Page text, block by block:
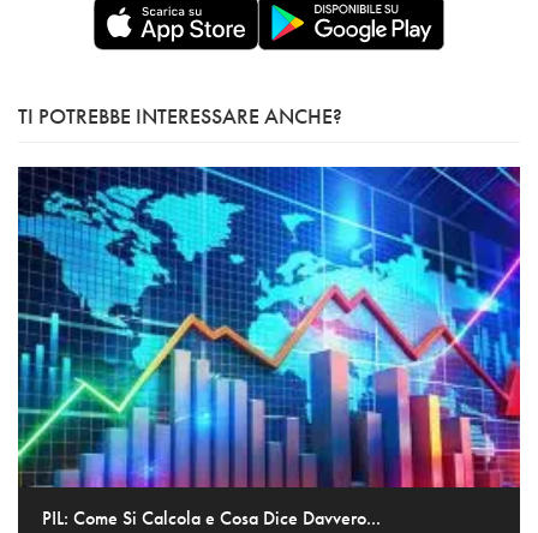
TI POTREBBE INTERESSARE ANCHE?
PIL: Come Si Calcola e Cosa Dice Davvero...